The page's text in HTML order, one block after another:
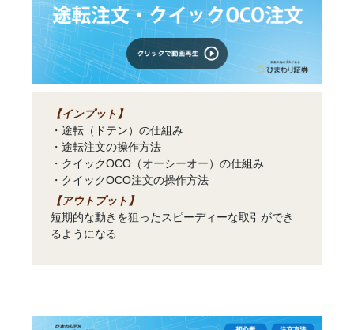
【インプット】
・途転（ドテン）の仕組み
・途転注文の操作方法
・クイックOCO（オーシーオー）の仕組み
・クイックOCO注文の操作方法
【アウトプット】
短期的な動きを狙ったスピーディーな取引ができ
るようになる